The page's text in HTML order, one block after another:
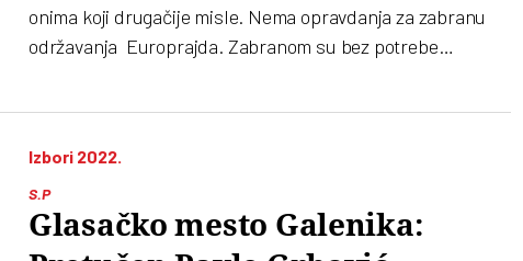
onima koji drugačije misle. Nema opravdanja za zabranu
održavanja Europrajda. Zabranom su bez potrebe
Izbori 2022.
S.P
Glasačko mesto Galenika: